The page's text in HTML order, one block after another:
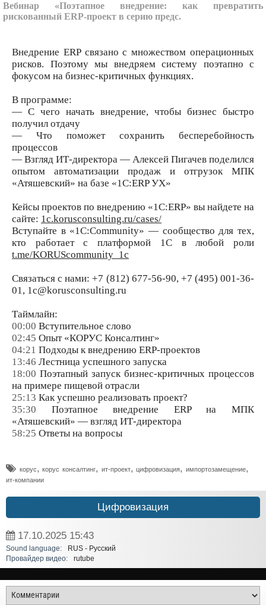
Вебинар «Поэтапное внедрение: как превратить
рискованный ERP-проект в серию предс.
Внедрение ERP связано с множеством операционных
рисков. Поэтому мы внедряем систему поэтапно с
фокусом на бизнес-критичных функциях.
В программе:
— С чего начать внедрение, чтобы бизнес быстро
получил отдачу
— Что поможет сохранить бесперебойность
процессов
— Взгляд ИТ-директора — Алексей Пигачев поделился
опытом автоматизации продаж и отгрузок МПК
«Атяшевский» на базе «1С:ERP УХ»
Кейсы проектов по внедрению «1С:ERP» вы найдете на
сайте: 1c.korusconsulting.ru/cases/
Вступайте в «1С:Community» — сообщество для тех,
кто работает с платформой 1С в любой роли
t.me/KORUScommunity_1c
Связаться с нами: +7 (812) 677-56-90, +7 (495) 001-36-
01, 1c@korusconsulting.ru
Таймлайн:
00:00 Вступительное слово
02:45 Опыт «КОРУС Консалтинг»
04:21 Подходы к внедрению ERP-проектов
13:46 Лестница успешного запуска
18:00 Поэтапный запуск бизнес-критичных процессов
на примере пищевой отрасли
25:13 Как успешно реализовать проект?
35:30 Поэтапное внедрение ERP на МПК
«Атяшевский» — взгляд ИТ-директора
58:25 Ответы на вопросы
корус,корус консалтинг, ит-проект,цифровизация,импортозамещение,
ит-компании
Цифровизация
17.10.2025 15:43
Sound language:
RUS - Русский
Провайдер видео:
rutube